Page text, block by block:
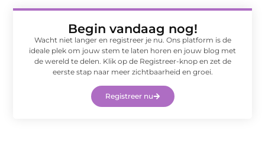
Begin vandaag nog!
Wacht niet langer en registreer je nu. Ons platform is de
ideale plek om jouw stem te laten horen en jouw blog met
de wereld te delen. Klik op de Registreer-knop en zet de
eerste stap naar meer zichtbaarheid en groei.
Registreer nu